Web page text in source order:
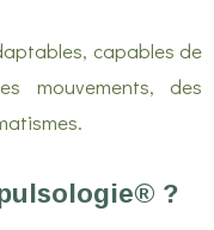
capables de
mouvements, des
?